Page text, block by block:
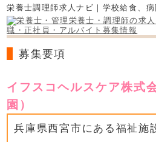
栄養士調理師求人ナビ｜学校給食、
募集要項
イフスコヘルスケア株式
園）
兵庫県西宮市にある福祉施